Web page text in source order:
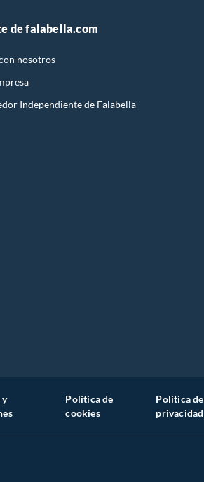
de falabella.com
nosotros
Independiente de Falabella
y
Política de
cookies
Política de
privacidad